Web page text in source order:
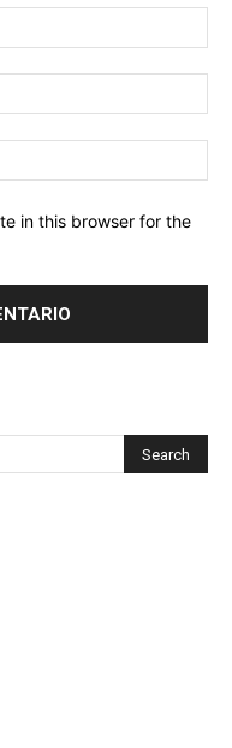
in this browser for the